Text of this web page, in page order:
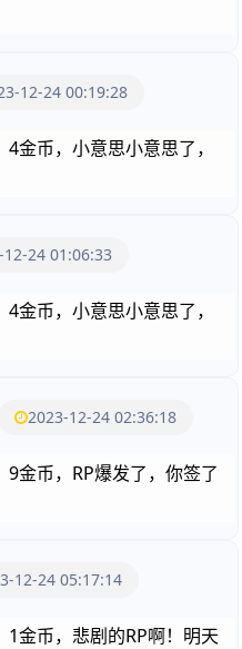
12-24 00:19:28
金币，小意思小意思了，
12-24 01:06:33
金币，小意思小意思了，
2023-12-24 02:36:18
金币，RP爆发了，你签了
12-24 05:17:14
金币，悲剧的RP啊！明天